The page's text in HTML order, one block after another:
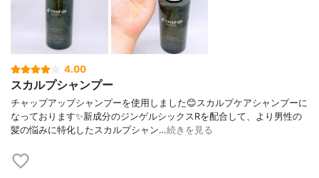
4.00
スカルプシャンプー
チャップアップシャンプーを使用しました😊スカルプケアシャンプーに
なっております✨新成分のジンゲルシックスRを配合して、より男性の
髪の悩みに特化したスカルプシャン…続きを見る